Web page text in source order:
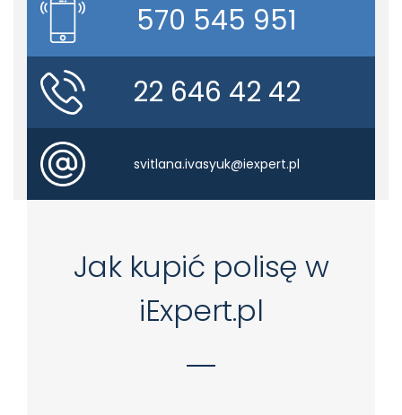
570 545 951
22 646 42 42
svitlana.ivasyuk@iexpert.pl
Jak kupić polisę w
iExpert.pl